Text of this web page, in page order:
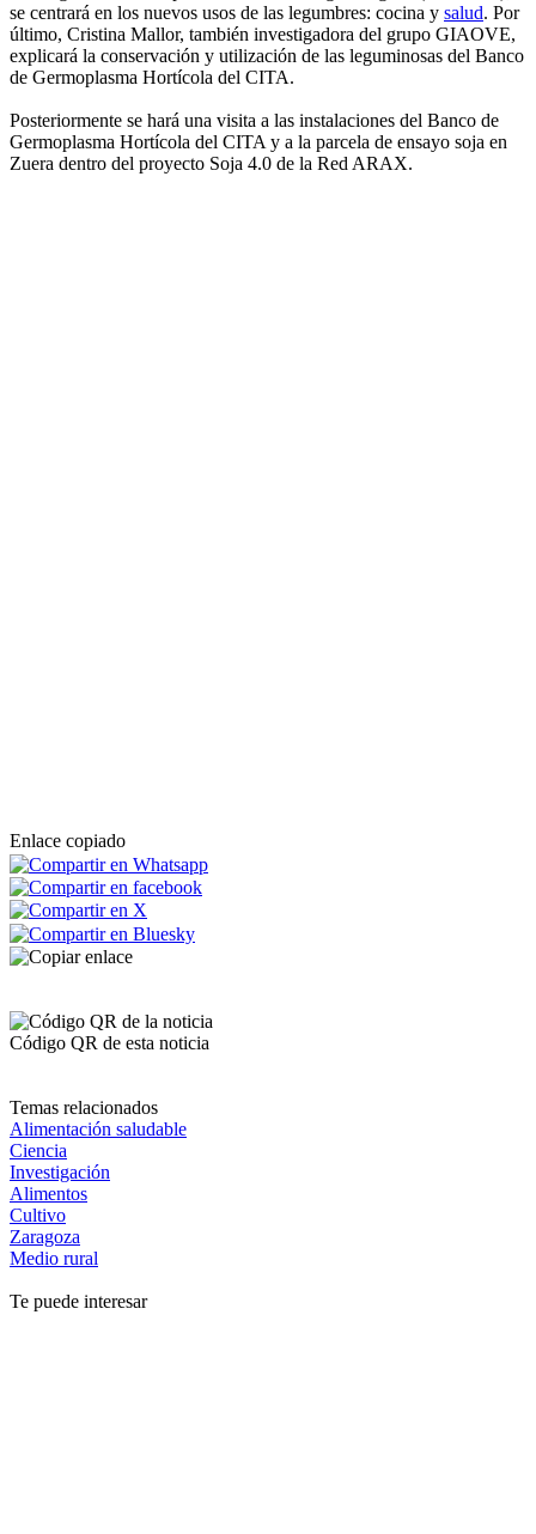
se centrará en los nuevos usos de las legumbres: cocina y salud. Por
último, Cristina Mallor, también investigadora del grupo GIAOVE,
explicará la conservación y utilización de las leguminosas del Banco
de Germoplasma Hortícola del CITA.
Posteriormente se hará una visita a las instalaciones del Banco de
Germoplasma Hortícola del CITA y a la parcela de ensayo soja en
Zuera dentro del proyecto Soja 4.0 de la Red ARAX.
Enlace copiado
Código QR de esta noticia
Temas relacionados
Alimentación saludable
Ciencia
Investigación
Alimentos
Cultivo
Zaragoza
Medio rural
Te puede interesar